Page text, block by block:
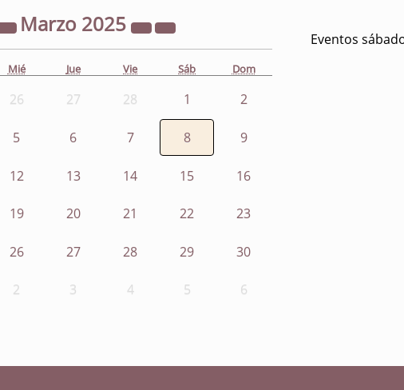
Marzo 2025
Mié Jue Vie Sáb Dom
26 27 28 1 2
5 6 7 8 9
12 13 14 15 16
19 20 21 22 23
26 27 28 29 30
2 3 4 5 6
Eventos